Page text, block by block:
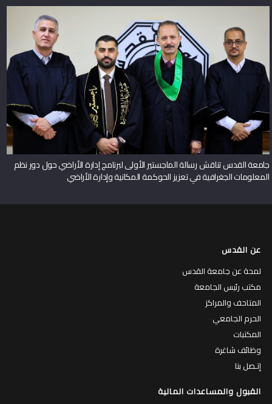
جامعة القدس تناقش رسالة الماجستير الأولى لبرنامج إدارة الأراضي حول دور نظم
المعلومات الجغرافية في تعزيز الحوكمة المكانية وإدارة الأراضي
عن القدس
لمحة عن جامعة القدس
مكتب رئيس الجامعة
المتاحف والمراكز
الحرم الجامعي
المكتبات
وظائف شاغرة
إتـصل بنا
القبول والمساعدات المالية